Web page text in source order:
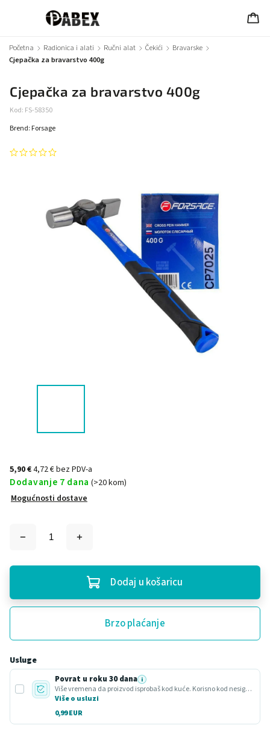
Početna / Radionica i alati / Ručni alat / Čekići / Bravarske /
Cjepačka za bravarstvo 400g
Cjepačka za bravarstvo 400g
Kod: FS-58350
Brend: Forsage
5,90 €4,72 € bez PDV-a
Dodavanje 7 dana (>20 kom)
Mogućnosti dostave
Dodaj u košaricu
Brzo plaćanje
Usluge
Povrat u roku 30 dana i
Više vremena da proizvod isprobaš kod kuće. Korisno kod nesigurnog odabira ili poklona.
Više o usluzi
0,99 EUR